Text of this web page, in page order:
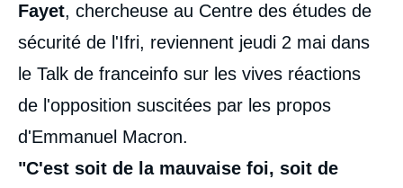
Fayet, chercheuse au Centre des études de
sécurité de l'Ifri, reviennent jeudi 2 mai dans
le Talk de franceinfo sur les vives réactions
de l'opposition suscitées par les propos
d'Emmanuel Macron.
"C'est soit de la mauvaise foi, soit de